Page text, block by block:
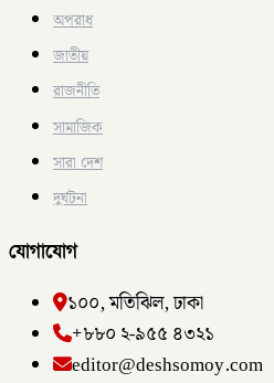
অপরাধ
জাতীয়
রাজনীতি
সামাজিক
সারা দেশ
দুর্ঘটনা
যোগাযোগ
১০০, মতিঝিল, ঢাকা
+৮৮০ ২-৯৫৫ ৪৩২১
editor@deshsomoy.com